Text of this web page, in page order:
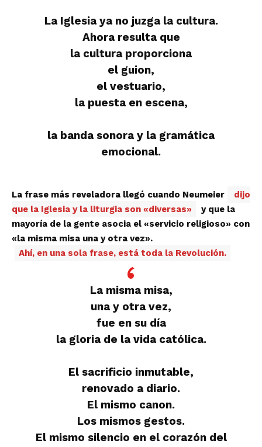
La Iglesia ya no juzga la cultura.
Ahora resulta que
la cultura proporciona
el guion,
el vestuario,
la puesta en escena,
la banda sonora y la gramática
emocional.
La frase más reveladora llegó cuando Neumeier
dijo
que la Iglesia y la liturgia son «diversas»
y que la
mayoría de la gente asocia el «servicio religioso» con
«la misma misa una y otra vez».
Ahí, en una sola frase, está toda la Revolución.
La misma misa,
una y otra vez,
fue en su día
la gloria de la vida católica.
El sacrificio inmutable,
renovado a diario.
El mismo canon.
Los mismos gestos.
El mismo silencio en el corazón del